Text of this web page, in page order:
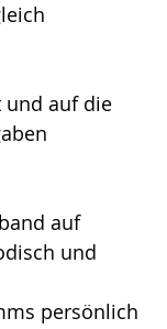
und auf die
auf
und
persönlich